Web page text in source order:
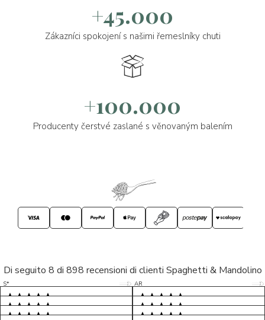
+45.000
Zákazníci spokojení s našimi řemeslníky chuti
+100.000
Producenty čerstvé zaslané s věnovaným balením
Di seguito 8 di 898 recensioni di clienti Spaghetti & Mandolino
S* 5/5
Tutto ok. Consegna celere , pacco
LP 5/5
M* 5/5
MC 5/5
AR 5/5
esperienza sicuramente positiva,
D* 5/5
S* 5/5